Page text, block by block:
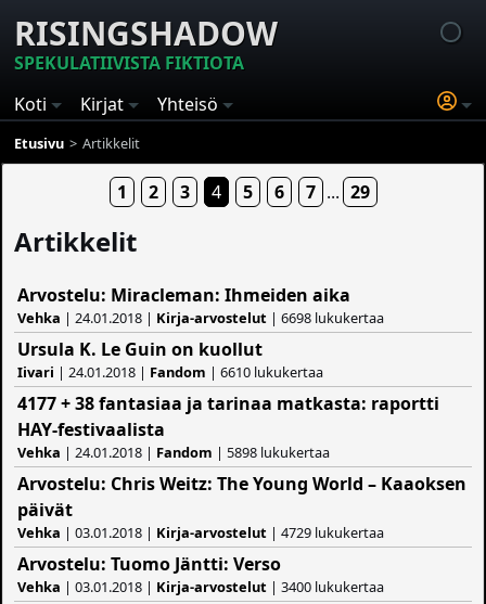
RISINGSHADOW
SPEKULATIIVISTA FIKTIOTA
Koti
Kirjat Yhteisö
Etusivu Artikkelit
1 2 3 4 5 6 7 ... 29
Artikkelit
Arvostelu: Miracleman: Ihmeiden aika
Vehka | 24.01.2018 | Kirja-arvostelut | 6698 lukukertaa
Ursula K. Le Guin on kuollut
Iivari | 24.01.2018 | Fandom | 6610 lukukertaa
4177 + 38 fantasiaa ja tarinaa matkasta: raportti
HAY-festivaalista
Vehka | 24.01.2018 | Fandom | 5898 lukukertaa
Arvostelu: Chris Weitz: The Young World – Kaaoksen
päivät
Vehka | 03.01.2018 | Kirja-arvostelut | 4729 lukukertaa
Arvostelu: Tuomo Jäntti: Verso
Vehka | 03.01.2018 | Kirja-arvostelut | 3400 lukukertaa